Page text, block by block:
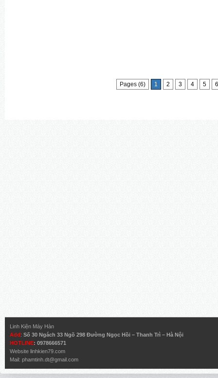
Pages (6) 1 2 3 4 5 6
Linh Kiện Máy Hàn
Add: Số 30 Ngách 33 Ngõ 298 Đường Ngọc Hồi – Thanh Trì – Hà Nội
HOTLINE: 0978666571
Website linhkien79.com
Mail: phamtinh.dt@gmail.com